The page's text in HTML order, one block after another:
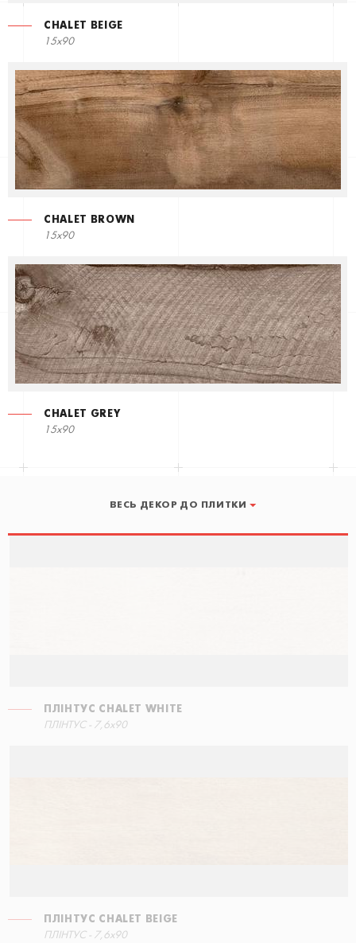
CHALET BEIGE
15x90
CHALET BROWN
15x90
CHALET GREY
15x90
ВЕСЬ ДЕКОР ДО ПЛИТКИ
ПЛІНТУС CHALET WHITE
ПЛІНТУС - 7,6x90
ПЛІНТУС CHALET BEIGE
ПЛІНТУС - 7,6x90
СХОДИНКА ПРЯМА
15x34,5
СХОДИНКА КУТОВА ПРАВА
15x34,5
ПЛІНТУС CHALET WHITE
7,6x90
ПЛІНТУС CHALET BEIGE
7,6x90